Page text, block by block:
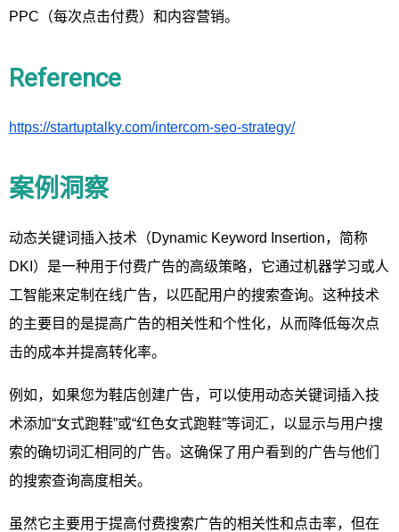
PPC（每次点击付费）和内容营销。
Reference
https://startuptalky.com/intercom-seo-strategy/
案例洞察
动态关键词插入技术（Dynamic Keyword Insertion，简称
DKI）是一种用于付费广告的高级策略，它通过机器学习或人
工智能来定制在线广告，以匹配用户的搜索查询。这种技术
的主要目的是提高广告的相关性和个性化，从而降低每次点
击的成本并提高转化率。
例如，如果您为鞋店创建广告，可以使用动态关键词插入技
术添加“女式跑鞋”或“红色女式跑鞋”等词汇，以显示与用户搜
索的确切词汇相同的广告。这确保了用户看到的广告与他们
的搜索查询高度相关。
虽然它主要用于提高付费搜索广告的相关性和点击率，但在